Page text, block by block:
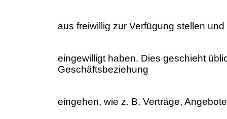
aus freiwillig zur Verfügung stellen
eingewilligt haben. Dies geschieht
Geschäftsbeziehung
eingehen, wie z. B. Verträge,